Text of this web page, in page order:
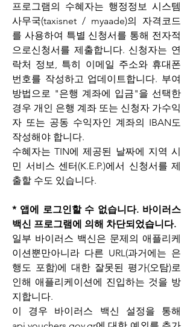
프로그램의 수혜자는 행정정보 시스템
사무국(taxisnet / myaade)의 자격코드
를 사용하여 특별 신청서를 통해 전자적
으로신청서를 제출합니다. 신청자는 연
락처 정보, 특히 이메일 주소와 휴대폰
번호를 작성하고 업데이트합니다. 부여
방법으로 "은행 계좌에 입금"을 선택한
경우 개인 은행 계좌 또는 신청자 가수익
자 또는 공동 수익자인 계좌의 IBAN도
작성해야 합니다.
수혜자는 TIN에 제공된 날짜에 지역 시
민 서비스 센터(K.E.P.)에서 신청서를 제
출할 수도 있습니다.
* 앱에 로그인할 수 없습니다. 바이러스
백신 프로그램에 의해 차단되었습니다.
일부 바이러스 백신은 문제의 애플리케
이션뿐만아니라 다른 URL(과거에는 은
행도 포함)에 대한 잘못된 평가(오탐)로
인해 애플리케이션에 진입하는 것을 방
지합니다.
이 경우 바이러스 백신 설정을 통해